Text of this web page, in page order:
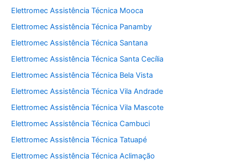
Elettromec Assistência Técnica Mooca
Elettromec Assistência Técnica Panamby
Elettromec Assistência Técnica Santana
Elettromec Assistência Técnica Santa Cecília
Elettromec Assistência Técnica Bela Vista
Elettromec Assistência Técnica Vila Andrade
Elettromec Assistência Técnica Vila Mascote
Elettromec Assistência Técnica Cambuci
Elettromec Assistência Técnica Tatuapé
Elettromec Assistência Técnica Aclimação